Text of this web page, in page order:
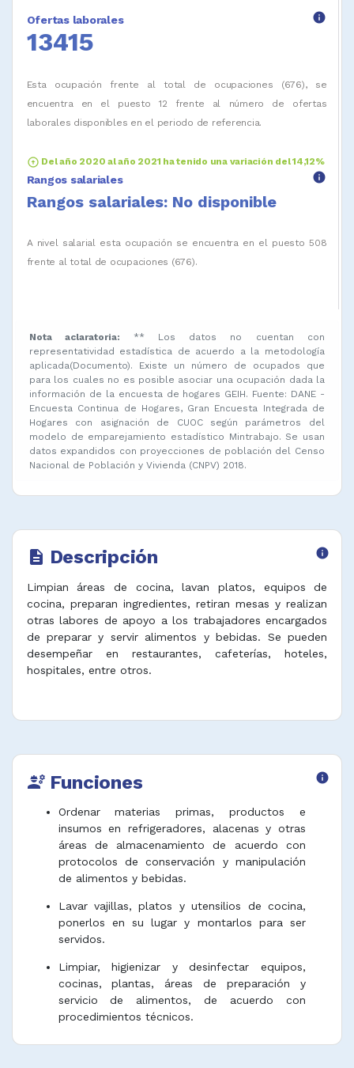
Ofertas laborales info
13415
Esta ocupación frente al total de ocupaciones (676), se
encuentra en el puesto 12 frente al número de ofertas
laborales disponibles en el periodo de referencia.
arrow_circle_up Del año 2020 al año 2021 ha tenido una variación del 14,12%
Rangos salariales info
Rangos salariales: No disponible
A nivel salarial esta ocupación se encuentra en el puesto 508
frente al total de ocupaciones (676).
Nota aclaratoria:
** Los datos no cuentan con
representatividad estadística de acuerdo a la metodología
aplicada(Documento). Existe un número de ocupados que
para los cuales no es posible asociar una ocupación dada la
información de la encuesta de hogares GEIH. Fuente: DANE -
Encuesta Continua de Hogares, Gran Encuesta Integrada de
Hogares con asignación de CUOC según parámetros del
modelo de emparejamiento estadístico Mintrabajo. Se usan
datos expandidos con proyecciones de población del Censo
Nacional de Población y Vivienda (CNPV) 2018.
description Descripción info
Limpian áreas de cocina, lavan platos, equipos de
cocina, preparan ingredientes, retiran mesas y realizan
otras labores de apoyo a los trabajadores encargados
de preparar y servir alimentos y bebidas. Se pueden
desempeñar en restaurantes, cafeterías, hoteles,
hospitales, entre otros.
engineering Funciones info
Ordenar materias primas, productos e
insumos en refrigeradores, alacenas y otras
áreas de almacenamiento de acuerdo con
protocolos de conservación y manipulación
de alimentos y bebidas.
Lavar vajillas, platos y utensilios de cocina,
ponerlos en su lugar y montarlos para ser
servidos.
Limpiar, higienizar y desinfectar equipos,
cocinas, plantas, áreas de preparación y
servicio de alimentos, de acuerdo con
procedimientos técnicos.
Desempacar, alistar, pesar y verificar